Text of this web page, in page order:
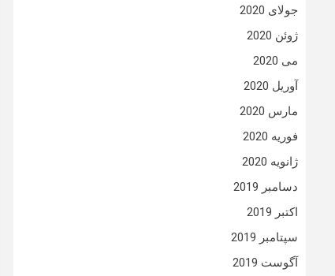
جولای 2020
ژوئن 2020
می 2020
آوریل 2020
مارس 2020
فوریه 2020
ژانویه 2020
دسامبر 2019
اکتبر 2019
سپتامبر 2019
آگوست 2019